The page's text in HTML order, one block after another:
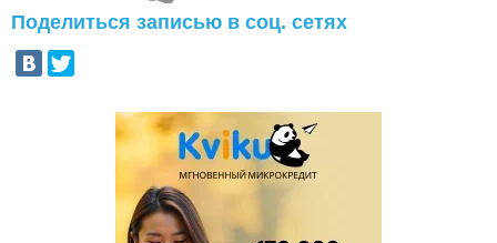
Поделиться записью в соц. сетях